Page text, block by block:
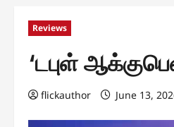
Reviews
‘டபுள்
flickauthor June 13,